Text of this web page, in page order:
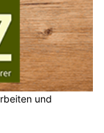
und